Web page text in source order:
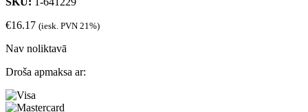
€16.17 (iesk. PVN 21%)
Nav noliktavā
Droša apmaksa ar: